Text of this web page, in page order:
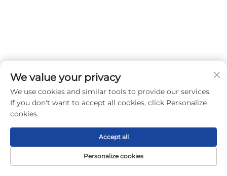
Ενδιαφέρεστε για τις λύσεις διακομιστών
Οδηγός πάροχος ΤΠ υποδομών, ειδικευμένος σε διακομιστές
υψηλής απόδοσης και ολοκληρωμένες λύσεις ΤΠΕ από το 2015.
Αρχική σελίδα Προϊόν Σχετικά ΕΠΑΦΗ
We value your privacy
We use cookies and similar tools to provide our services.
If you don't want to accept all cookies, click Personalize
cookies.
Personalize cookies
Accept all